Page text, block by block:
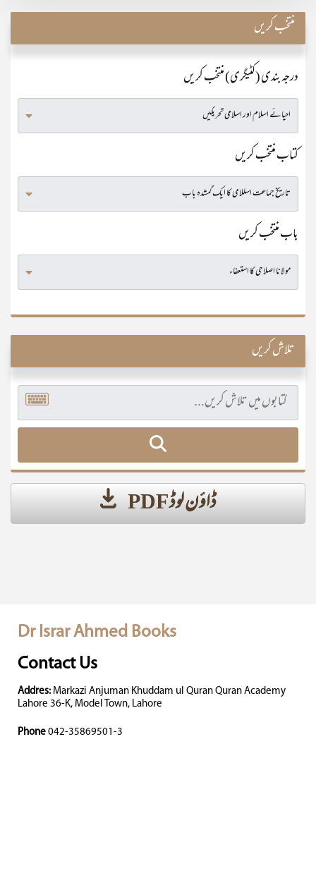
منتخب کریں
درجہ بندی (کٹیگری) منتخب کریں
کتاب منتخب کریں
باب منتخب کریں
تلاش کریں
ڈاؤن لوڈ PDF
Dr Israr Ahmed Books
Contact Us
Addres: Markazi Anjuman Khuddam ul Quran Quran Academy
Lahore 36-K, Model Town, Lahore
Phone 042-35869501-3